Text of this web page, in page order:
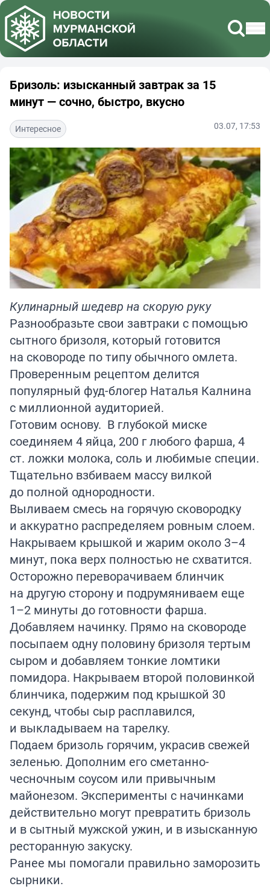
Бризоль: изысканный завтрак за 15
минут — сочно, быстро, вкусно
Интересное 03.07, 17:53
Кулинарный шедевр на скорую руку
Разнообразьте свои завтраки с помощью
сытного бризоля, который готовится
на сковороде по типу обычного омлета.
Проверенным рецептом делится
популярный фуд-блогер Наталья Калнина
с миллионной аудиторией.
Готовим основу. В глубокой миске
соединяем 4 яйца, 200 г любого фарша, 4
ст. ложки молока, соль и любимые специи.
Тщательно взбиваем массу вилкой
до полной однородности.
Выливаем смесь на горячую сковородку
и аккуратно распределяем ровным слоем.
Накрываем крышкой и жарим около 3–4
минут, пока верх полностью не схватится.
Осторожно переворачиваем блинчик
на другую сторону и подрумяниваем еще
1–2 минуты до готовности фарша.
Добавляем начинку. Прямо на сковороде
посыпаем одну половину бризоля тертым
сыром и добавляем тонкие ломтики
помидора. Накрываем второй половинкой
блинчика, подержим под крышкой 30
секунд, чтобы сыр расплавился,
и выкладываем на тарелку.
Подаем бризоль горячим, украсив свежей
зеленью. Дополним его сметанно-
чесночным соусом или привычным
майонезом. Эксперименты с начинками
действительно могут превратить бризоль
и в сытный мужской ужин, и в изысканную
ресторанную закуску.
Ранее мы помогали правильно заморозить
сырники.